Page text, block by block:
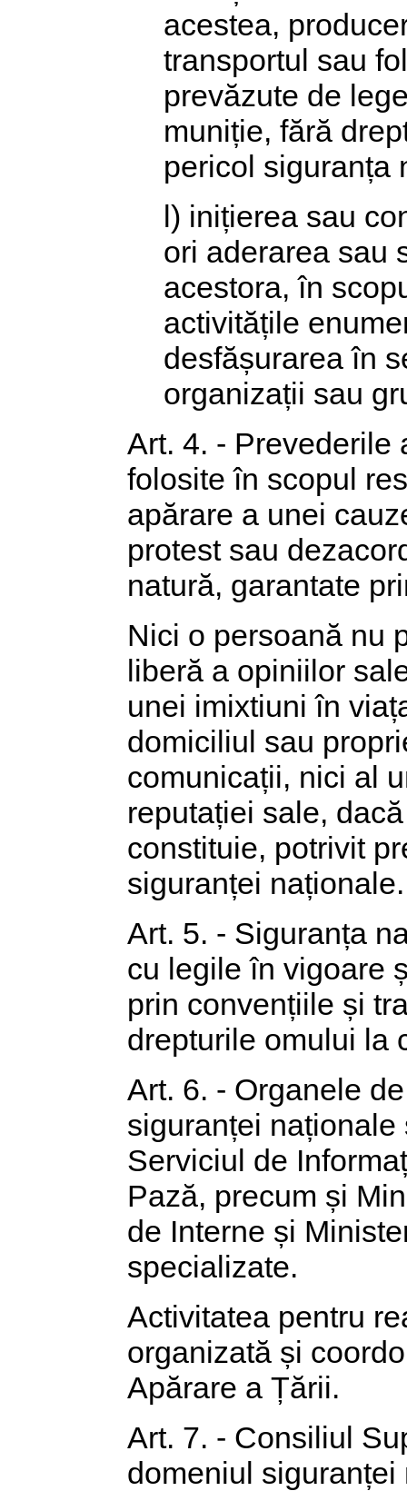
acestea,
transportul sau
prevăzute de
muniție, fără
pericol siguranța
l) inițierea sau
ori aderarea sau
acestora, în
activitățile
desfășurarea în
organizații sau
Art. 4. - Prevederile
folosite în scopul
apărare a unei
protest sau
natură, garantate
Nici o persoană nu
liberă a opiniilor
unei imixtiuni în
domiciliul sau
comunicații, nici al
reputației sale,
constituie, potrivit
siguranței naționale.
Art. 5. - Siguranța
cu legile în vigoare
prin convențiile și
drepturile omului la
Art. 6. - Organele
siguranței
Serviciul de
Pază, precum și
de Interne și
specializate.
Activitatea pentru
organizată și
Apărare a Țării.
Art. 7. - Consiliul
domeniul